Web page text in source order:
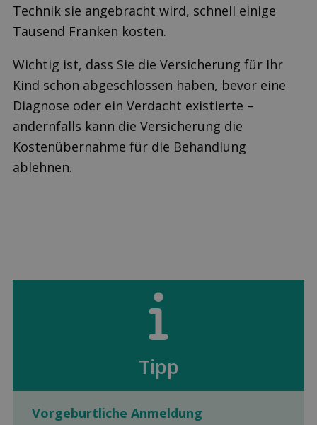
Technik sie angebracht wird, schnell einige
Tausend Franken kosten.
Wichtig ist, dass Sie die Versicherung für Ihr
Kind schon abgeschlossen haben, bevor eine
Diagnose oder ein Verdacht existierte –
andernfalls kann die Versicherung die
Kostenübernahme für die Behandlung
ablehnen.
Tipp
Vorgeburtliche Anmeldung